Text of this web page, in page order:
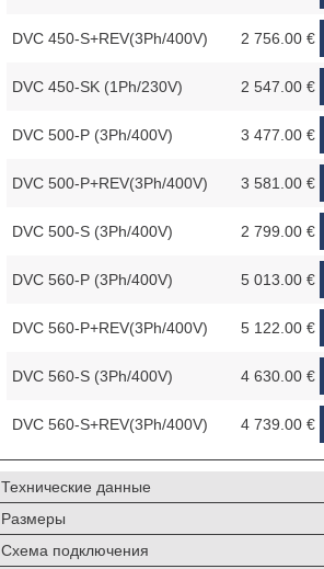
DVC 450-S+REV(3Ph/400V) 2 756.00 €
DVC 450-SK (1Ph/230V) 2 547.00 €
DVC 500-P (3Ph/400V) 3 477.00 €
DVC 500-P+REV(3Ph/400V) 3 581.00 €
DVC 500-S (3Ph/400V) 2 799.00 €
DVC 560-P (3Ph/400V) 5 013.00 €
DVC 560-P+REV(3Ph/400V) 5 122.00 €
DVC 560-S (3Ph/400V) 4 630.00 €
DVC 560-S+REV(3Ph/400V) 4 739.00 €
Технические данные
Размеры
Схема подключения